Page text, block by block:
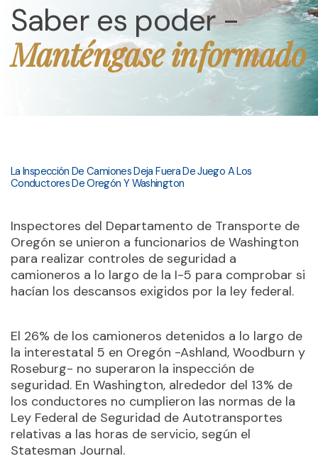
Saber es poder -
Manténgase informado
La Inspección De Camiones Deja Fuera De Juego A Los
Conductores De Oregón Y Washington
Inspectores del Departamento de Transporte de
Oregón se unieron a funcionarios de Washington
para realizar controles de seguridad a
camioneros a lo largo de la I-5 para comprobar si
hacían los descansos exigidos por la ley federal.
El 26% de los camioneros detenidos a lo largo de
la interestatal 5 en Oregón -Ashland, Woodburn y
Roseburg- no superaron la inspección de
seguridad. En Washington, alrededor del 13% de
los conductores no cumplieron las normas de la
Ley Federal de Seguridad de Autotransportes
relativas a las horas de servicio, según el
Statesman Journal.